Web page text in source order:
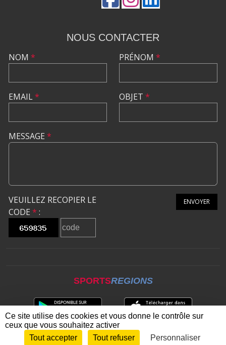
NOUS CONTACTER
NOM *
EMAIL*
PRÉNOM *
OBJET *
MESSAGE *
VEUILLEZ RECOPIER LE
CODE * :
ENVOYER
SPORTSREGIONS
Envie de participer ? CONNEXION
Ce site utilise des cookies et vous donne le contrôle sur
ceux que vous souhaitez activer
Tout accepter
Tout refuser Personnaliser